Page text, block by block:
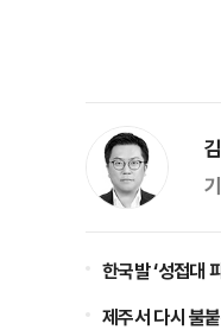
한국발 ‘성접대
제주서 다시 불